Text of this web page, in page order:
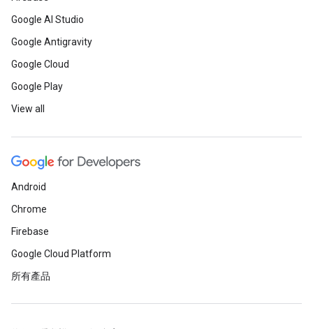
Google AI Studio
Google Antigravity
Google Cloud
Google Play
View all
Android
Chrome
Firebase
Google Cloud Platform
所有產品